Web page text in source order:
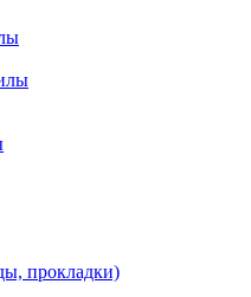
прокладки)